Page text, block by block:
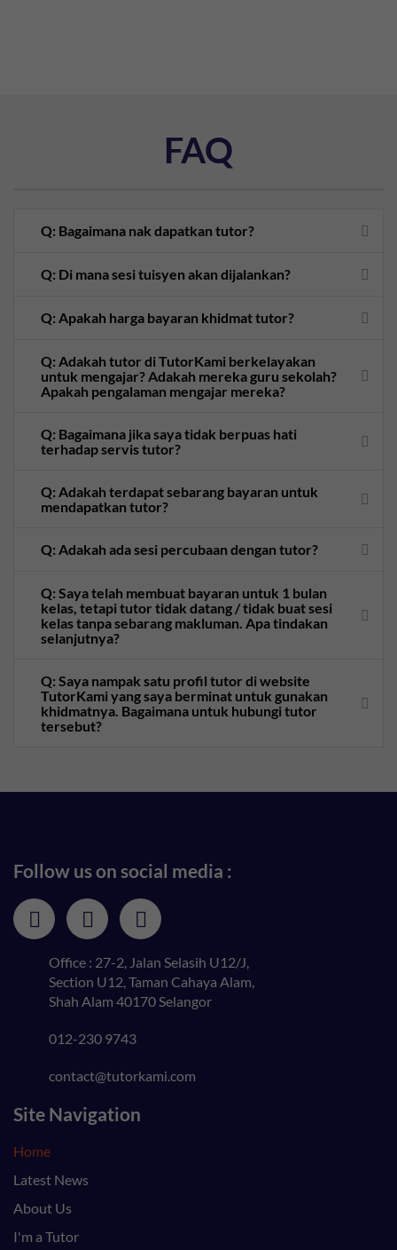
FAQ
Q: Bagaimana nak dapatkan tutor?
Q: Di mana sesi tuisyen akan dijalankan?
Q: Apakah harga bayaran khidmat tutor?
Q: Adakah tutor di TutorKami berkelayakan
untuk mengajar? Adakah mereka guru sekolah?
Apakah pengalaman mengajar mereka?
Q: Bagaimana jika saya tidak berpuas hati
terhadap servis tutor?
Q: Adakah terdapat sebarang bayaran untuk
mendapatkan tutor?
Q: Adakah ada sesi percubaan dengan tutor?
Q: Saya telah membuat bayaran untuk 1 bulan
kelas, tetapi tutor tidak datang / tidak buat sesi
kelas tanpa sebarang makluman. Apa tindakan
selanjutnya?
Q: Saya nampak satu profil tutor di website
TutorKami yang saya berminat untuk gunakan
khidmatnya. Bagaimana untuk hubungi tutor
tersebut?
Follow us on social media :
Office : 27-2, Jalan Selasih U12/J,
Section U12, Taman Cahaya Alam,
Shah Alam 40170 Selangor
012-230 9743
contact@tutorkami.com
Site Navigation
Home
Latest News
About Us
I'm a Tutor